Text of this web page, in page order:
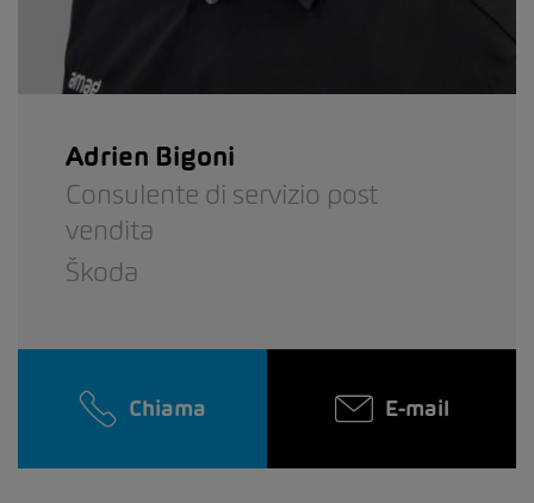
Adrien Bigoni
Consulente di servizio post
vendita
Škoda
Chiama E-mail